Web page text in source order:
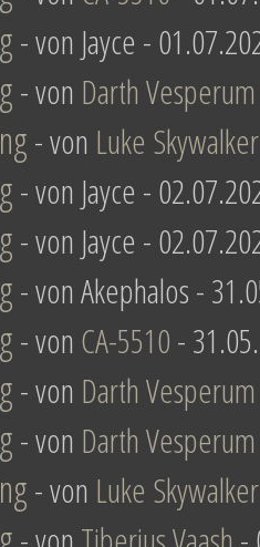
- von Jayce -
- von Darth Vesperum
- von Luke Skywalker
- von Jayce -
- von Jayce -
- von Akephalos -
- von CA-5510-
- von Darth Vesperum
- von Darth Vesperum
- von Luke Skywalker